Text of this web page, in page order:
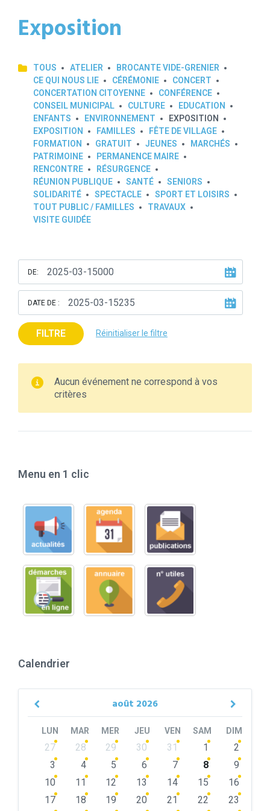
Exposition
TOUS ATELIER
BROCANTE VIDE-GRENIER
CE QUI NOUS LIE
CÉRÉMONIE
CONCERT
CONCERTATION CITOYENNE
CONFÉRENCE
CONSEIL MUNICIPAL
CULTURE
EDUCATION
ENFANTS
ENVIRONNEMENT
EXPOSITION
EXPOSITION
FAMILLES
FÊTE DE VILLAGE
FORMATION
GRATUIT JEUNES
MARCHÉS
PATRIMOINE
PERMANENCE MAIRE
RENCONTRE
RÉSURGENCE
RÉUNION PUBLIQUE
SANTÉ
SENIORS
SOLIDARITÉ
SPECTACLE
SPORT ET LOISIRS
TOUT PUBLIC / FAMILLES
TRAVAUX
VISITE GUIDÉE
DE:
DATE DE :
FILTRE Réinitialiser le filtre
Aucun événement ne correspond à vos
critères
Menu en 1 clic
Calendrier
août 2026
Previous
LUN MAR MER JEU VEN SAM DIM
Skip
calendar
27 28 29 30 31 1
2
3
4 5 6 7 8
9
10
11 12 13 14 15
16
17
18 19 20 21 22
23